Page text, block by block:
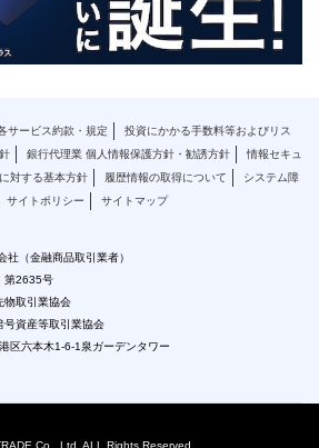
サービス約款・規定
投資にかかる手数料等およびリス
銀行代理業 個人情報保護方針・勧誘方針
情報セキュ
対する基本方針 履歴情報の取得について
システム障
サイトポリシー サイトマップ
（金融商品取引業者）
第2635号
取引業協会
産等取引業協会
六本木1-6-1泉ガーデンタワー
Co., Ltd. ALL Rights Reserved.